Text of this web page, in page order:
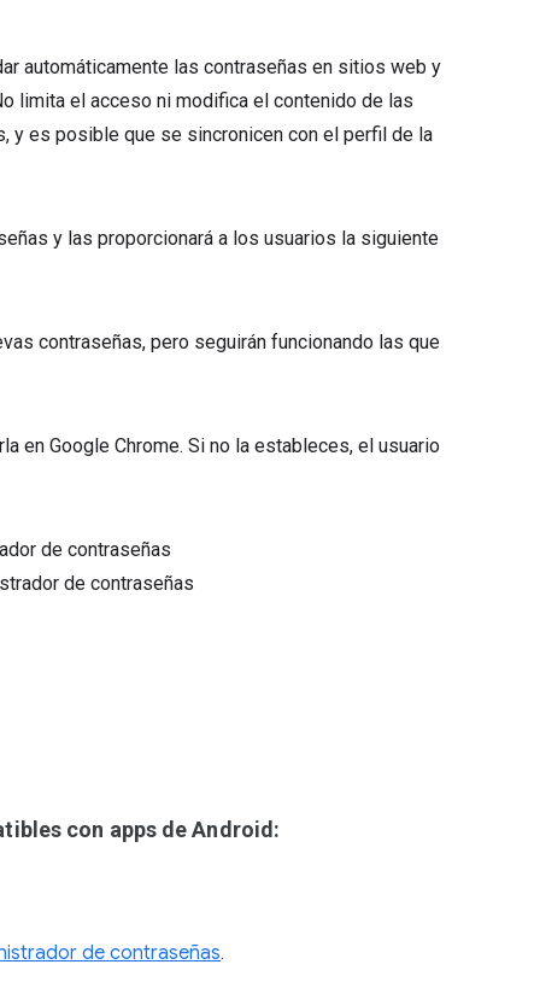
automáticamente las contraseñas en sitios web y
limita el acceso ni modifica el contenido de las
y es posible que se sincronicen con el perfil de la
y las proporcionará a los usuarios la siguiente
contraseñas, pero seguirán funcionando las que
en Google Chrome. Si no la estableces, el usuario
de contraseñas
de contraseñas
con apps de Android:
de contraseñas.